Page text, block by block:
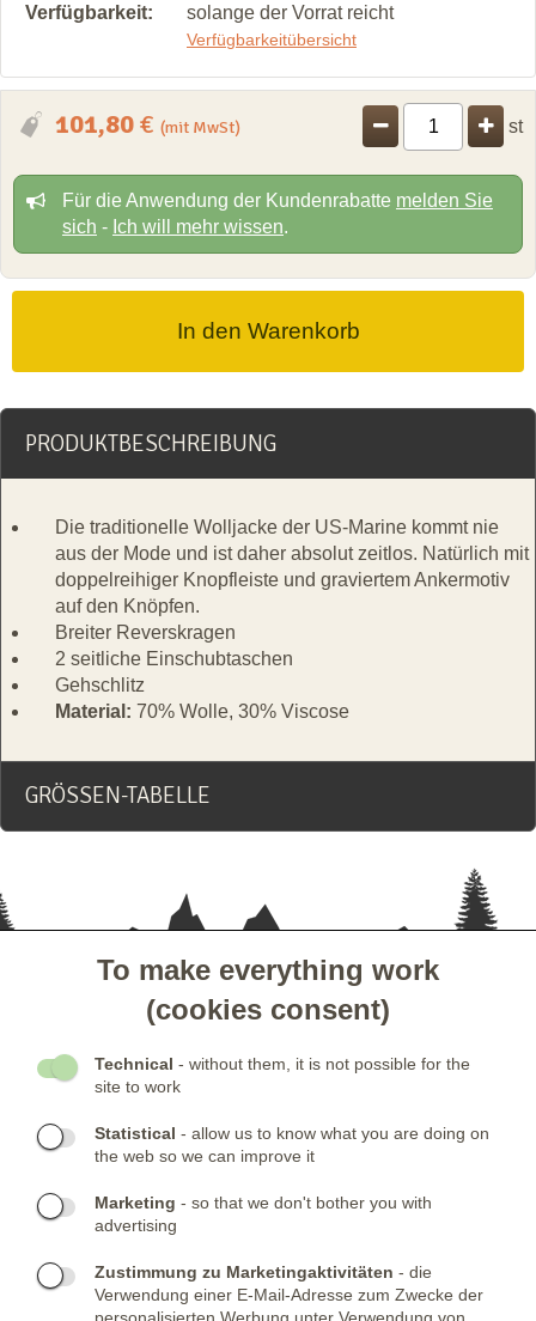
To make everything work
(cookies consent)
Technical - without them, it is not possible for the
site to work
Statistical - allow us to know what you are doing on
the web so we can improve it
Marketing - so that we don't bother you with
advertising
Zustimmung zu Marketingaktivitäten - die
Verwendung einer E-Mail-Adresse zum Zwecke der
Verfügbarkeit:
solange der Vorrat reicht
Verfügbarkeitübersicht
101,80€ (mit MwSt) st
Für die Anwendung der Kundenrabatte melden Sie
sich - Ich will mehr wissen.
PRODUKTBESCHREIBUNG
Die traditionelle Wolljacke der US-Marine kommt nie
aus der Mode und ist daher absolut zeitlos. Natürlich mit
doppelreihiger Knopfleiste und graviertem Ankermotiv
auf den Knöpfen.
Breiter Reverskragen
2 seitliche Einschubtaschen
Gehschlitz
Material: 70% Wolle, 30% Viscose
GRÖSSEN-TABELLE
- GESELLSCHAFT
KONTAKTIERE UNS
Skype:ARMYSHOP.CZ
FIRMENSITZ: